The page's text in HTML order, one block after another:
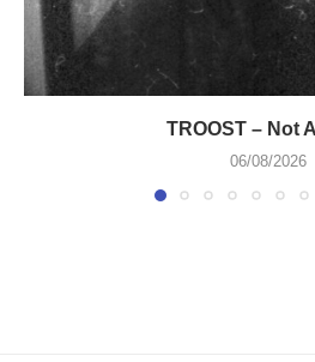
TROOST – Not
06/08/2026